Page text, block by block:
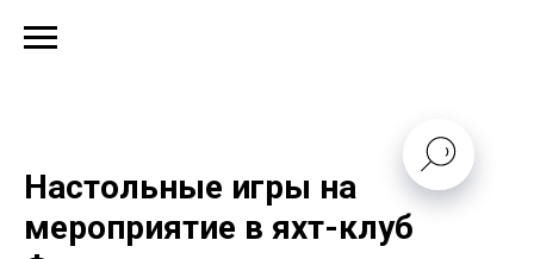
Настольные игры на
мероприятие в яхт-клуб